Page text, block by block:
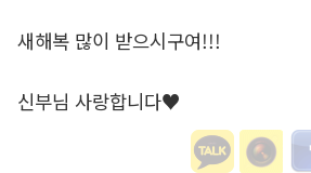
새해복 많이 받으시구여!!!
신부님 사랑합니다♥